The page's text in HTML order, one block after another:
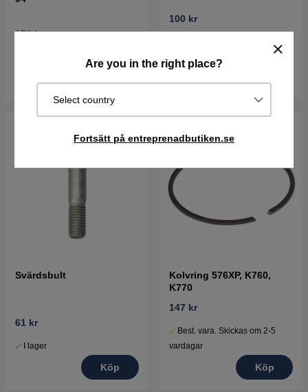
Are you in the right place?
Select country
Fortsätt på entreprenadbutiken.se
156 kr
100 kr
Svärdsbult
61 kr
I lager
Köp
Kolvring 576XP, K760,
K770
147 kr
Best. vara. Skickas om 2-5
vardagar
Köp